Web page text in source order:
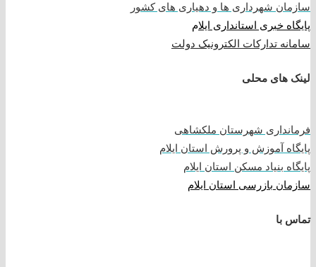
سازمان شهرداری ها و دهیاری های کشور
پایگاه خبری استانداری ایلام
سامانه تدارکات الکترونیک دولت
لینک های محلی
فرمانداری شهرستان ملکشاهی
پایگاه آموزش و پرورش استان ایلام
پایگاه بنیاد مسکن استان ایلام
سازمان بازرسی استان ایلام
تماس با